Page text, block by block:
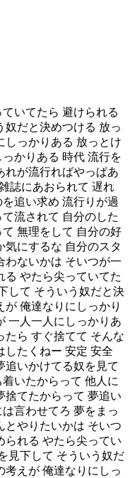
いてたら 避けられる
奴だと決めつける 放っ
しっかりある 放っとけ
かりある 時代 流行を
れが流行ればやっぱあ
誌にあおられて 遅れ
追い求め 流行りが過
流されて 自分のした
無理をして 自分の好
気にするな 自分のスタ
わないかは そいつが一
る やたら尖っていてた
して そういう奴だと決
俺達なりにしっかり
一人一人にしっかりあ
たら すぐ捨てて そんな
したくねー 安定 安全
追いかけてる奴を見て
いたからって 他人に
捨てたからって 夢追い
言わせてろ 夢をまっ
とやりたいかは そいつ
られる やたら尖ってい
見下して そういう奴だ
考えが 俺達なりにしっ